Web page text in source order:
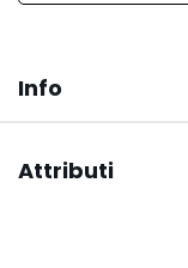
Info
Attributi